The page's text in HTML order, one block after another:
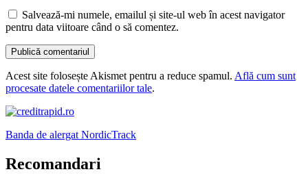
Salvează-mi numele, emailul și site-ul web în acest navigator
pentru data viitoare când o să comentez.
Acest site folosește Akismet pentru a reduce spamul. Află cum sunt
procesate datele comentariilor tale.
Banda de alergat NordicTrack
Recomandari